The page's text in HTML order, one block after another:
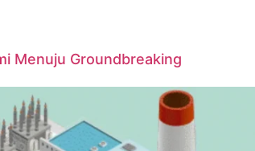
Menuju Groundbreaking